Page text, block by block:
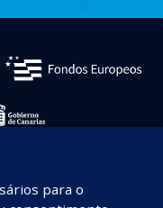
para o